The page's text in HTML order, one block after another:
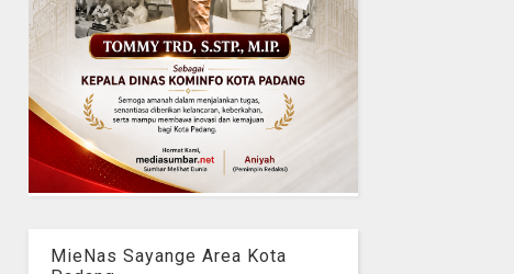
MieNas Sayange Area Kota